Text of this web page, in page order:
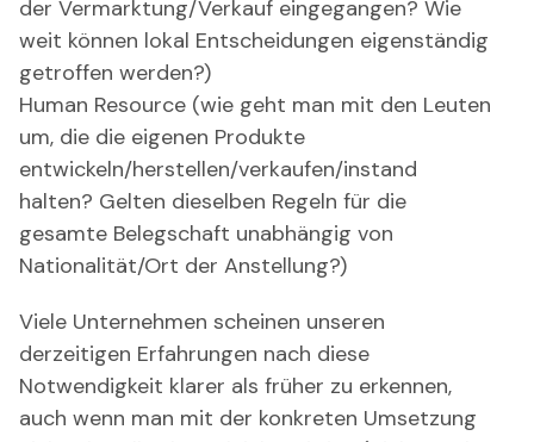
der Vermarktung/Verkauf eingegangen? Wie
weit können lokal Entscheidungen eigenständig
getroffen werden?)
Human Resource (wie geht man mit den Leuten
um, die die eigenen Produkte
entwickeln/herstellen/verkaufen/instand
halten? Gelten dieselben Regeln für die
gesamte Belegschaft unabhängig von
Nationalität/Ort der Anstellung?)
Viele Unternehmen scheinen unseren
derzeitigen Erfahrungen nach diese
Notwendigkeit klarer als früher zu erkennen,
auch wenn man mit der konkreten Umsetzung